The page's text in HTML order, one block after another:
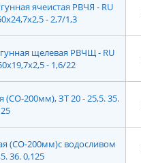
ячеистая РВЧЯ - RU
- 2,7/1,3
щелевая РВЧЩ - RU
- 1,6/22
(СО-200мм), ЗТ 20 - 25,5. 35.
(СО-200мм)с водосливом
36. 0,125